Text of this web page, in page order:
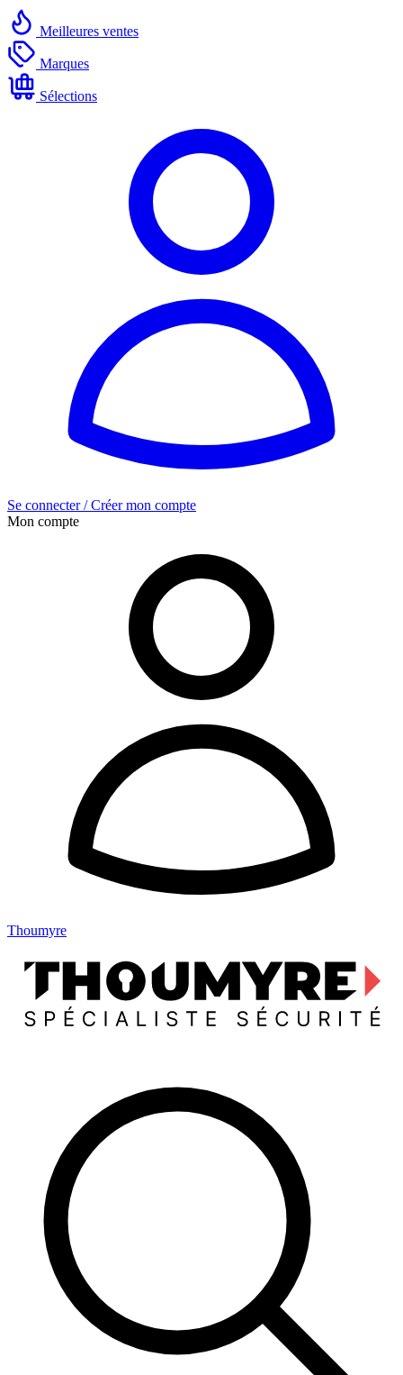
Meilleures ventes
Marques
Sélections
Se connecter / Créer mon compte
Mon compte
Thoumyre